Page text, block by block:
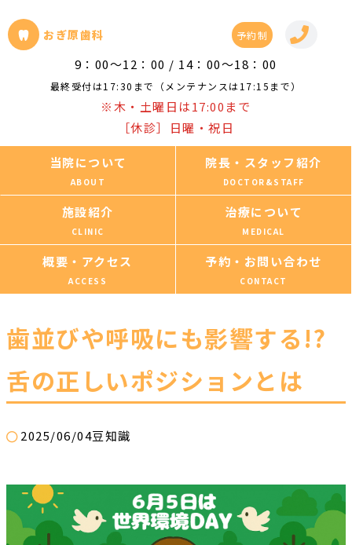
おぎ原歯科 予約制
9：00～12：00 / 14：00～18：00
最終受付は17:30まで（メンテナンスは17:15まで）
※木・土曜日は17:00まで
［休診］日曜・祝日
当院について 院長・スタッフ紹介
施設紹介 治療について
概要・アクセス 予約・お問い合わせ
歯並びや呼吸にも影響する!?
舌の正しいポジションとは
2025/06/04豆知識